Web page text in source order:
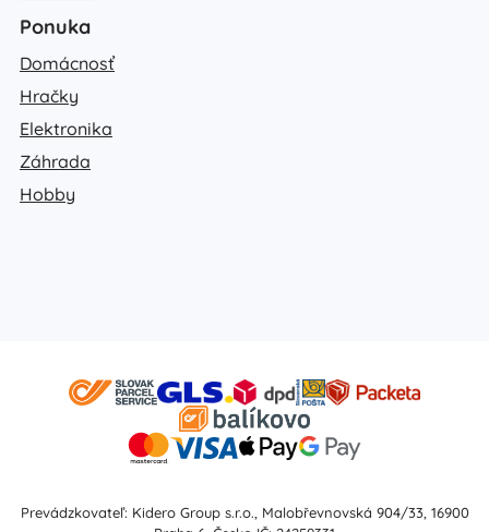
Ponuka
Domácnosť
Hračky
Elektronika
Záhrada
Hobby
Prevádzkovateľ: Kidero Group s.r.o., Malobřevnovská 904/33, 16900